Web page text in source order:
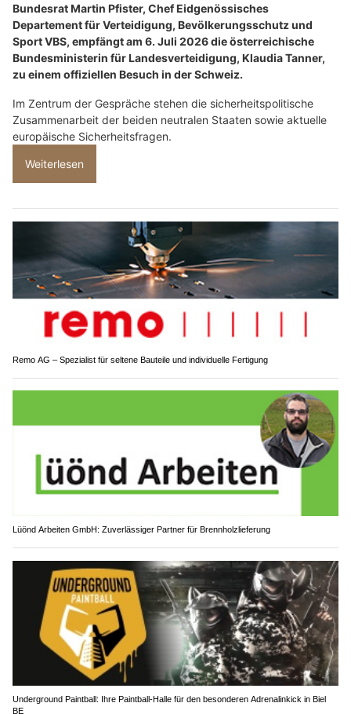
Bundesrat Martin Pfister, Chef Eidgenössisches
Departement für Verteidigung, Bevölkerungsschutz und
Sport VBS, empfängt am 6. Juli 2026 die österreichische
Bundesministerin für Landesverteidigung, Klaudia Tanner,
zu einem offiziellen Besuch in der Schweiz.
Im Zentrum der Gespräche stehen die sicherheitspolitische
Zusammenarbeit der beiden neutralen Staaten sowie aktuelle
europäische Sicherheitsfragen.
Weiterlesen
Remo AG – Spezialist für seltene Bauteile und individuelle Fertigung
Lüönd Arbeiten GmbH: Zuverlässiger Partner für Brennholzlieferung
Underground Paintball: Ihre Paintball-Halle für den besonderen Adrenalinkick in Biel
BE